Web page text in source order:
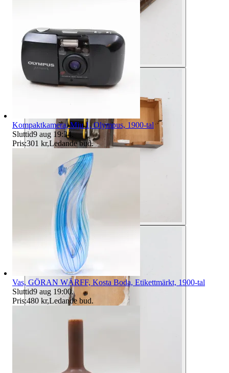
Kompaktkamera, Mju 1, Olympus, 1900-tal
Sluttid9 aug 19:34.
Pris:301 kr,Ledande bud.
Vas, GÖRAN WÄRFF, Kosta Boda, Etikettmärkt, 1900-tal
Sluttid9 aug 19:00.
Pris:480 kr,Ledande bud.